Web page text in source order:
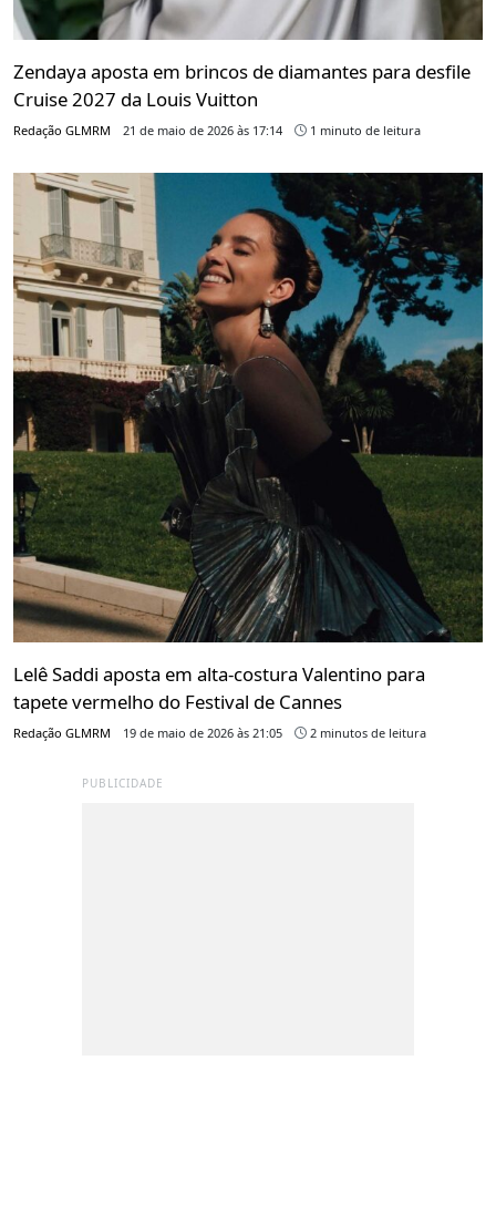
Zendaya aposta em brincos de diamantes para desfile
Cruise 2027 da Louis Vuitton
Redação GLMRM 21 de maio de 2026 às 17:14 1 minuto de leitura
Lelê Saddi aposta em alta-costura Valentino para
tapete vermelho do Festival de Cannes
Redação GLMRM 19 de maio de 2026 às 21:05 2 minutos de leitura
PUBLICIDADE